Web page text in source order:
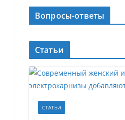
Вопросы-ответы
Статьи
СТАТЬИ